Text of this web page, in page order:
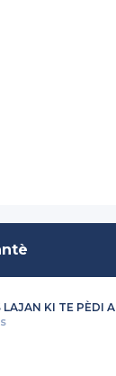
LAJAN KI TE PÈDI A